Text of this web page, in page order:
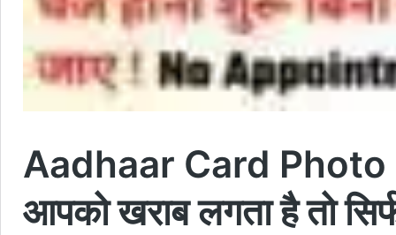
Aadhaar Card Photo
आपको खराब लगता है तो